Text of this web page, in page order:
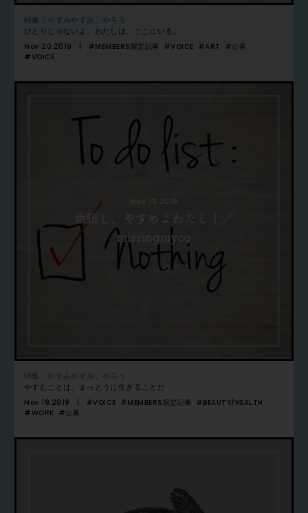
特集：やすみやすみ、やろう
ひとりじゃないよ、わたしは、ここにいる。
Nov 20.2019
#MEMBERS限定記事 #VOICE #ART #公募
#VOICE
Nov 19.2019
命短し、やすめよわたし！／
missingmyco
特集：やすみやすみ、やろう
やすむことは、まっとうに生きることだ
Nov 19.2019
#VOICE #MEMBERS限定記事 #BEAUTY/HEALTH
#WORK #公募